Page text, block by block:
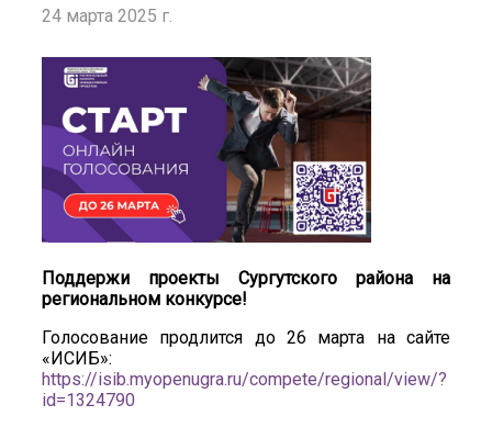
24 марта 2025 г.
Поддержи проекты Сургутского района на
региональном конкурсе!
Голосование продлится до 26 марта на сайте
«ИСИБ»:
https://isib.myopenugra.ru/compete/regional/view/?
id=1324790